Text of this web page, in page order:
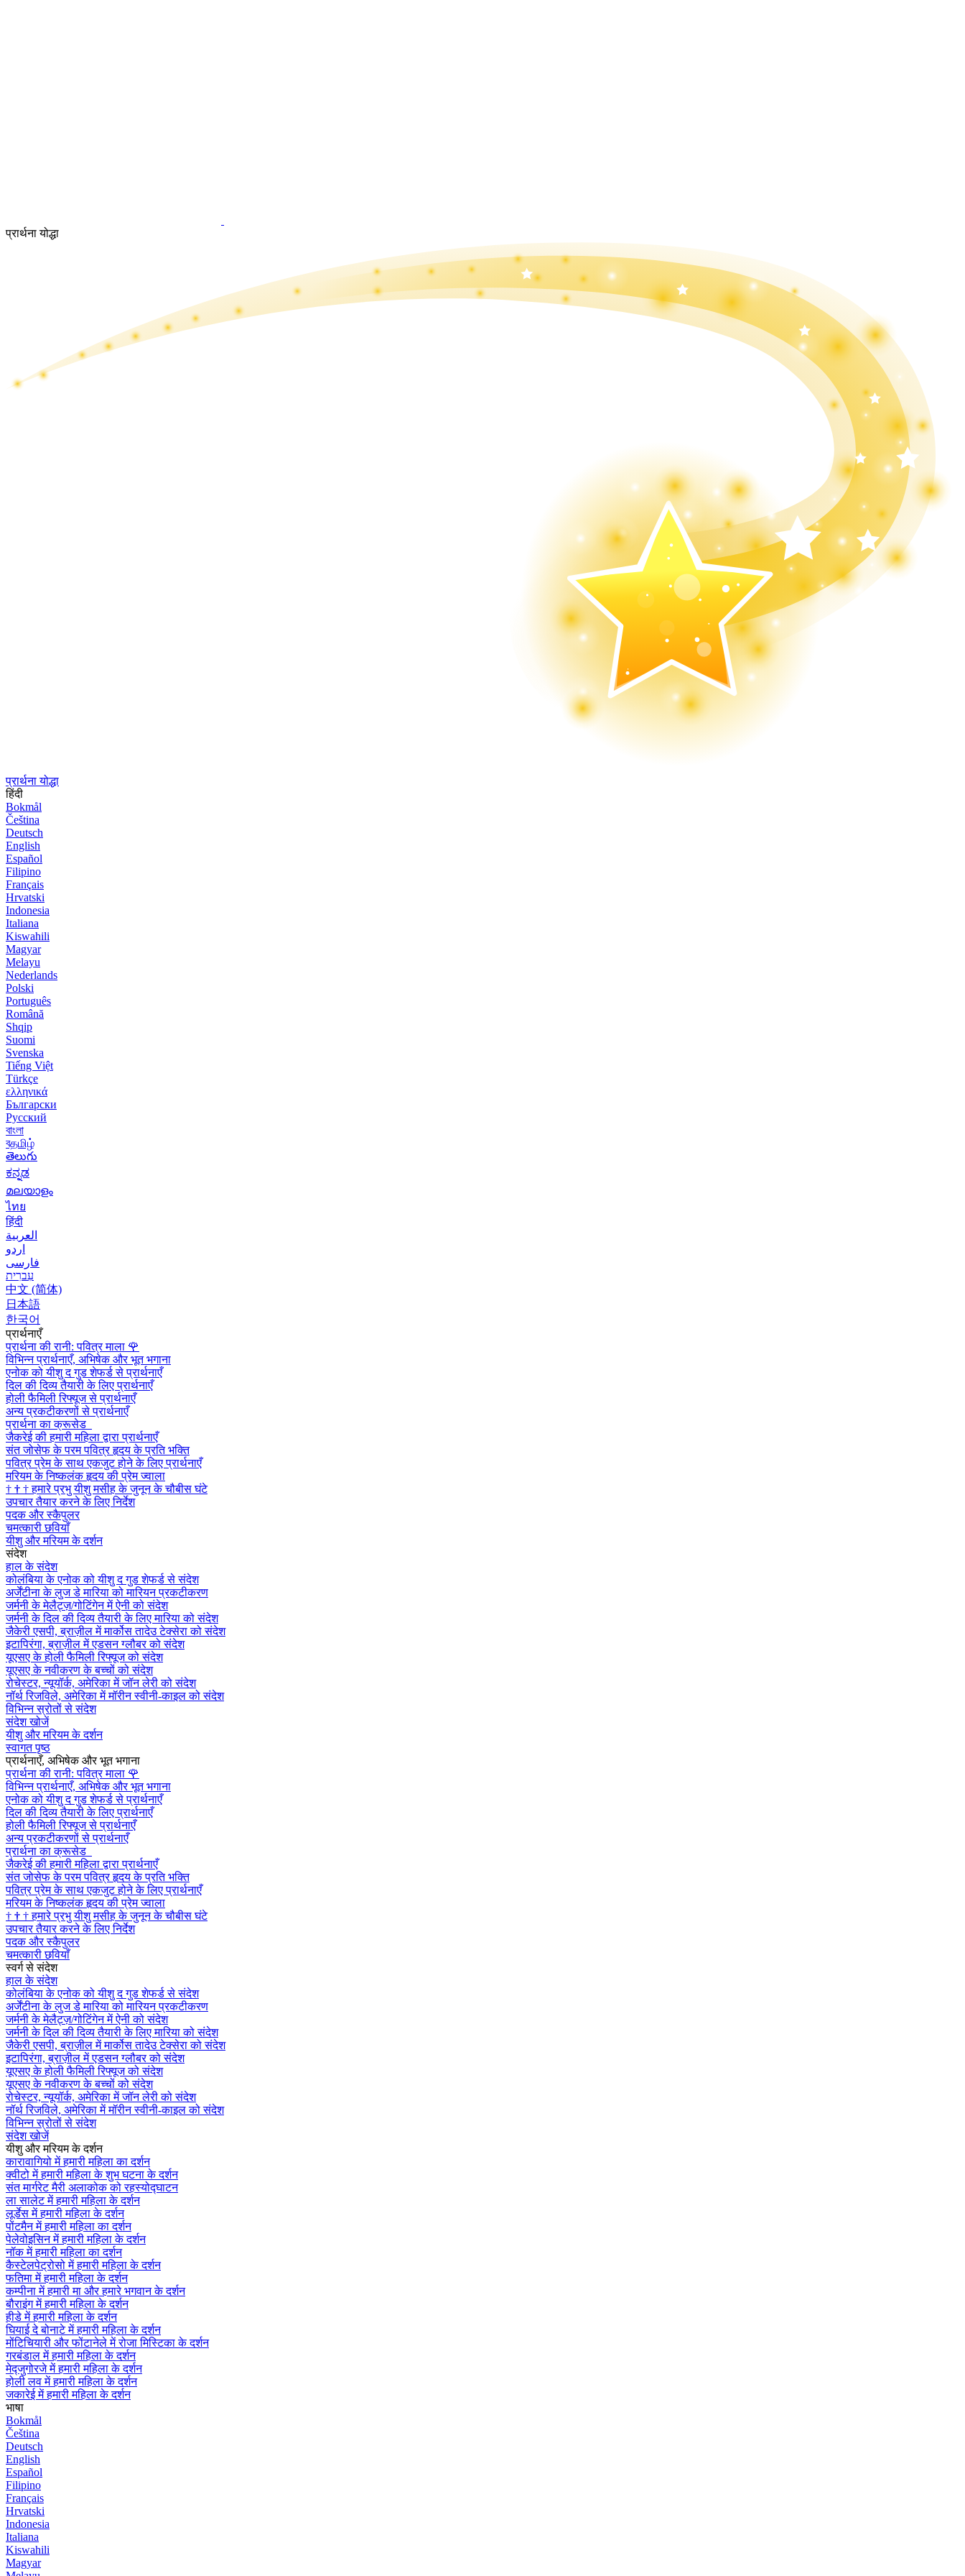
प्रार्थना योद्धा
प्रार्थना योद्धा
हिंदी
Bokmål
Čeština
Deutsch
English
Español
Filipino
Français
Hrvatski
Indonesia
Italiana
Kiswahili
Magyar
Melayu
Nederlands
Polski
Português
Română
Shqip
Suomi
Svenska
Tiếng Việt
Türkçe
ελληνικά
Български
Русский
বাংলা
বதமிழ்
తెలుగు
ಕನ್ನಡ
മലയാളം
ไทย
हिंदी
العربية
اردو
فارسی
עִברִית
中文 (简体)
日本語
한국어
प्रार्थनाएँ
प्रार्थना की रानी: पवित्र माला 🌹
विभिन्न प्रार्थनाएँ, अभिषेक और भूत भगाना
एनोक को यीशु द गुड शेफर्ड से प्रार्थनाएँ
दिल की दिव्य तैयारी के लिए प्रार्थनाएँ
होली फैमिली रिफ्यूज से प्रार्थनाएँ
अन्य प्रकटीकरणों से प्रार्थनाएँ
प्रार्थना का क्रूसेड
जैकरेई की हमारी महिला द्वारा प्रार्थनाएँ
संत जोसेफ के परम पवित्र हृदय के प्रति भक्ति
पवित्र प्रेम के साथ एकजुट होने के लिए प्रार्थनाएँ
मरियम के निष्कलंक हृदय की प्रेम ज्वाला
† † † हमारे प्रभु यीशु मसीह के जुनून के चौबीस घंटे
उपचार तैयार करने के लिए निर्देश
पदक और स्कैपुलर
चमत्कारी छवियाँ
यीशु और मरियम के दर्शन
संदेश
हाल के संदेश
कोलंबिया के एनोक को यीशु द गुड शेफर्ड से संदेश
अर्जेंटीना के लुज डे मारिया को मारियन प्रकटीकरण
जर्मनी के मेलैट्ज़/गोटिंगेन में ऐनी को संदेश
जर्मनी के दिल की दिव्य तैयारी के लिए मारिया को संदेश
जैकेरी एसपी, ब्राज़ील में मार्कोस तादेउ टेक्सेरा को संदेश
इटापिरंगा, ब्राज़ील में एडसन ग्लौबर को संदेश
यूएसए के होली फैमिली रिफ्यूज को संदेश
यूएसए के नवीकरण के बच्चों को संदेश
रोचेस्टर, न्यूयॉर्क, अमेरिका में जॉन लेरी को संदेश
नॉर्थ रिजविले, अमेरिका में मॉरीन स्वीनी-काइल को संदेश
विभिन्न स्रोतों से संदेश
संदेश खोजें
यीशु और मरियम के दर्शन
स्वागत पृष्ठ
प्रार्थनाएँ, अभिषेक और भूत भगाना
प्रार्थना की रानी: पवित्र माला 🌹
विभिन्न प्रार्थनाएँ, अभिषेक और भूत भगाना
एनोक को यीशु द गुड शेफर्ड से प्रार्थनाएँ
दिल की दिव्य तैयारी के लिए प्रार्थनाएँ
होली फैमिली रिफ्यूज से प्रार्थनाएँ
अन्य प्रकटीकरणों से प्रार्थनाएँ
प्रार्थना का क्रूसेड
जैकरेई की हमारी महिला द्वारा प्रार्थनाएँ
संत जोसेफ के परम पवित्र हृदय के प्रति भक्ति
पवित्र प्रेम के साथ एकजुट होने के लिए प्रार्थनाएँ
मरियम के निष्कलंक हृदय की प्रेम ज्वाला
† † † हमारे प्रभु यीशु मसीह के जुनून के चौबीस घंटे
उपचार तैयार करने के लिए निर्देश
पदक और स्कैपुलर
चमत्कारी छवियाँ
स्वर्ग से संदेश
हाल के संदेश
कोलंबिया के एनोक को यीशु द गुड शेफर्ड से संदेश
अर्जेंटीना के लुज डे मारिया को मारियन प्रकटीकरण
जर्मनी के मेलैट्ज़/गोटिंगेन में ऐनी को संदेश
जर्मनी के दिल की दिव्य तैयारी के लिए मारिया को संदेश
जैकेरी एसपी, ब्राज़ील में मार्कोस तादेउ टेक्सेरा को संदेश
इटापिरंगा, ब्राज़ील में एडसन ग्लौबर को संदेश
यूएसए के होली फैमिली रिफ्यूज को संदेश
यूएसए के नवीकरण के बच्चों को संदेश
रोचेस्टर, न्यूयॉर्क, अमेरिका में जॉन लेरी को संदेश
नॉर्थ रिजविले, अमेरिका में मॉरीन स्वीनी-काइल को संदेश
विभिन्न स्रोतों से संदेश
संदेश खोजें
यीशु और मरियम के दर्शन
कारावागियो में हमारी महिला का दर्शन
क्वीटो में हमारी महिला के शुभ घटना के दर्शन
संत मार्गरेट मैरी अलाकोक को रहस्योद्घाटन
ला सालेट में हमारी महिला के दर्शन
लूर्डेस में हमारी महिला के दर्शन
पोंटमैन में हमारी महिला का दर्शन
पेलेवोइसिन में हमारी महिला के दर्शन
नॉक में हमारी महिला का दर्शन
कैस्टेलपेट्रोसो में हमारी महिला के दर्शन
फतिमा में हमारी महिला के दर्शन
कम्पीना में हमारी मा और हमारे भगवान के दर्शन
बौराइंग में हमारी महिला के दर्शन
हीडे में हमारी महिला के दर्शन
घियाई दे बोनाटे में हमारी महिला के दर्शन
मोंटिचियारी और फोंटानेले में रोजा मिस्टिका के दर्शन
गरबंडाल में हमारी महिला के दर्शन
मेद्जुगोरजे में हमारी महिला के दर्शन
होली लव में हमारी महिला के दर्शन
जकारेई में हमारी महिला के दर्शन
भाषा
Bokmål
Čeština
Deutsch
English
Español
Filipino
Français
Hrvatski
Indonesia
Italiana
Kiswahili
Magyar